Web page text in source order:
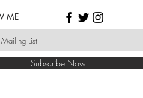
Subscribe Now
ME